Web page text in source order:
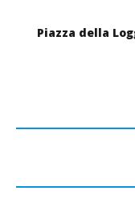
Piazza della